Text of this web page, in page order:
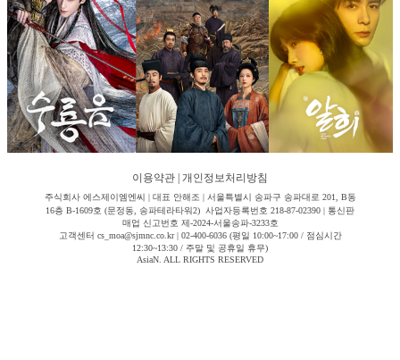
이용약관 개인정보처리방침
주식회사 에스제이엠엔씨 | 대표 안해조 | 서울특별시 송파구 송파대로 201, B동
16층 B-1609호 (문정동, 송파테라타워2) 사업자등록번호 218-87-02390 | 통신판
매업 신고번호 제-2024-서울송파-3233호
고객센터 cs_moa@sjmnc.co.kr | 02-400-6036 (평일 10:00~17:00 / 점심시간
12:30~13:30 / 주말 및 공휴일 휴무)
AsiaN. ALL RIGHTS RESERVED